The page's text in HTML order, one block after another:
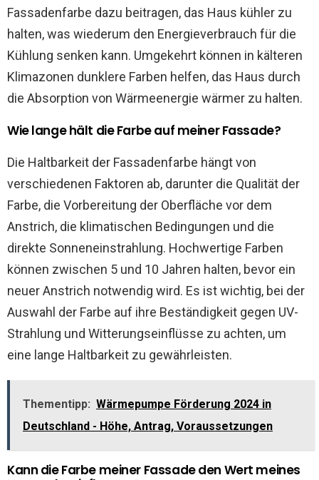
Fassadenfarbe dazu beitragen, das Haus kühler zu
halten, was wiederum den Energieverbrauch für die
Kühlung senken kann. Umgekehrt können in kälteren
Klimazonen dunklere Farben helfen, das Haus durch
die Absorption von Wärmeenergie wärmer zu halten.
Wie lange hält die Farbe auf meiner Fassade?
Die Haltbarkeit der Fassadenfarbe hängt von
verschiedenen Faktoren ab, darunter die Qualität der
Farbe, die Vorbereitung der Oberfläche vor dem
Anstrich, die klimatischen Bedingungen und die
direkte Sonneneinstrahlung. Hochwertige Farben
können zwischen 5 und 10 Jahren halten, bevor ein
neuer Anstrich notwendig wird. Es ist wichtig, bei der
Auswahl der Farbe auf ihre Beständigkeit gegen UV-
Strahlung und Witterungseinflüsse zu achten, um
eine lange Haltbarkeit zu gewährleisten.
Thementipp: Wärmepumpe Förderung 2024 in
Deutschland - Höhe, Antrag, Voraussetzungen
Kann die Farbe meiner Fassade den Wert meines